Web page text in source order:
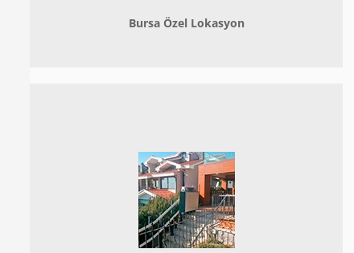
Bursa Özel Lokasyon